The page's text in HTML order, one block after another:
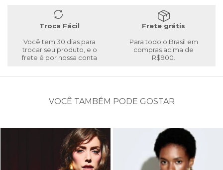
Troca Fácil
Você tem 30 dias para
trocar seu produto, e o
frete é por nossa conta
Frete grátis
Para todo o Brasil em
compras acima de
R$900.
VOCÊ TAMBÉM PODE GOSTAR